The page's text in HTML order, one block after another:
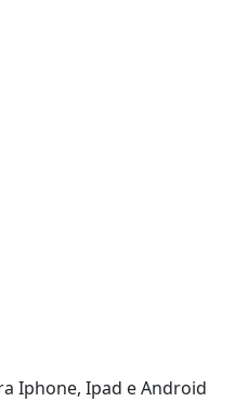
Iphone, Ipad e Android